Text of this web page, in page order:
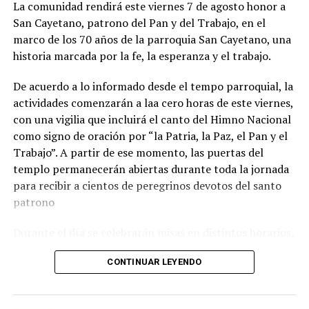
se destacaron las subas en colegios privados y en las
tarifas de luz.
La comunidad rendirá este viernes 7 de agosto honor a
San Cayetano, patrono del Pan y del Trabajo, en el
marco de los 70 años de la parroquia San Cayetano, una
historia marcada por la fe, la esperanza y el trabajo.
De acuerdo a lo informado desde el tempo parroquial, la
actividades comenzarán a laa cero horas de este viernes,
con una vigilia que incluirá el canto del Himno Nacional
como signo de oración por “la Patria, la Paz, el Pan y el
Trabajo”. A partir de ese momento, las puertas del
templo permanecerán abiertas durante toda la jornada
para recibir a cientos de peregrinos devotos del santo
patrono
y el momento central será a las 15, cuando se llevará
adelante la tradicional procesión con la imagen de San
presidida por monseñor Ernesto Giobando y finalizará
CONTINUAR LEYENDO